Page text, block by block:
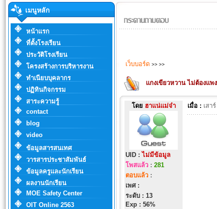
เมนูหลัก
หน้าแรก
ที่ตั้งโรงเรียน
ประวัติโรงเรียน
โครงสร้างการบริหารงาน
ทำเนียบบุคลากร
ปฏิทินกิจกรรม
สาระความรู้
contact
blog
video
ข้อมูลสารสนเทศ
วารสารประชาสัมพันธ์
ข้อมูลครูและนักเรียน
ผลงานนักเรียน
MOE Safety Center
OIT Online 2563
เว็บบอร์ด >> >>
แกงเขียวหวาน ไม่ต้องแ
โดย ฮาแน่แม่จ๋า
UID :ไม่มีข้อมูล
โพสแล้ว: 281
ตอบแล้ว:
เพศ :
ระดับ : 13
Exp : 56%
เมื่อ : เสา